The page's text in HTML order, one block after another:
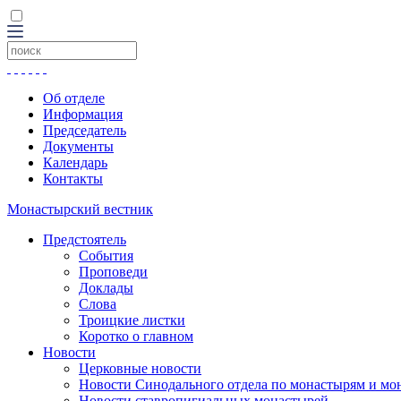
Об отделе
Информация
Председатель
Документы
Календарь
Контакты
Монастырский вестник
Предстоятель
События
Проповеди
Доклады
Слова
Троицкие листки
Коротко о главном
Новости
Церковные новости
Новости Синодального отдела по монастырям и